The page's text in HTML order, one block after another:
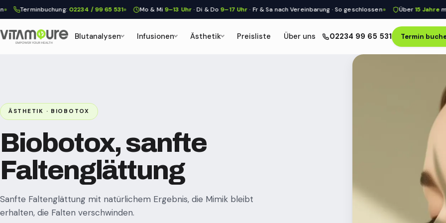
02234 / 99 65 531 Mo & Mi9–13 Uhr · Di & Do 9–17 Uhr · Fr & Sa nach Vereinbarung · So geschlossen Über 15 Jahre
Blutanalysen Infusionen Ästhetik Preisliste Über uns 02234 99 65 531 Termin
ÄSTHETIK · BIOBOTOX
Biobotox, sanfte
Faltenglättung
Sanfte Faltenglättung mit natürlichem Ergebnis, die Mimik bleibt
erhalten, die Falten verschwinden.